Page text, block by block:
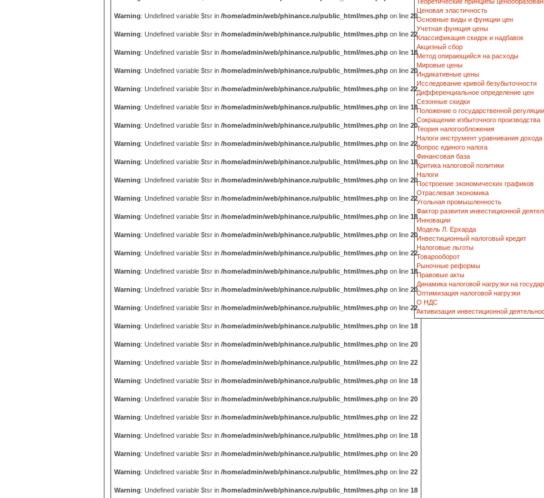
Warning: Undefined variable $tsr in /home/admin/web/phinance.ru/public_html/mes.php on line 20
Warning: Undefined variable $tsr in /home/admin/web/phinance.ru/public_html/mes.php on line 22
Warning: Undefined variable $tsr in /home/admin/web/phinance.ru/public_html/mes.php on line 18
Warning: Undefined variable $tsr in /home/admin/web/phinance.ru/public_html/mes.php on line 20
Warning: Undefined variable $tsr in /home/admin/web/phinance.ru/public_html/mes.php on line 22
Warning: Undefined variable $tsr in /home/admin/web/phinance.ru/public_html/mes.php on line 18
Warning: Undefined variable $tsr in /home/admin/web/phinance.ru/public_html/mes.php on line 20
Warning: Undefined variable $tsr in /home/admin/web/phinance.ru/public_html/mes.php on line 22
Warning: Undefined variable $tsr in /home/admin/web/phinance.ru/public_html/mes.php on line 18
Warning: Undefined variable $tsr in /home/admin/web/phinance.ru/public_html/mes.php on line 20
Warning: Undefined variable $tsr in /home/admin/web/phinance.ru/public_html/mes.php on line 22
Warning: Undefined variable $tsr in /home/admin/web/phinance.ru/public_html/mes.php on line 18
Warning: Undefined variable $tsr in /home/admin/web/phinance.ru/public_html/mes.php on line 20
Warning: Undefined variable $tsr in /home/admin/web/phinance.ru/public_html/mes.php on line 22
Warning: Undefined variable $tsr in /home/admin/web/phinance.ru/public_html/mes.php on line 18
Warning: Undefined variable $tsr in /home/admin/web/phinance.ru/public_html/mes.php on line 20
Warning: Undefined variable $tsr in /home/admin/web/phinance.ru/public_html/mes.php on line 22
Warning: Undefined variable $tsr in /home/admin/web/phinance.ru/public_html/mes.php on line 18
Warning: Undefined variable $tsr in /home/admin/web/phinance.ru/public_html/mes.php on line 20
Warning: Undefined variable $tsr in /home/admin/web/phinance.ru/public_html/mes.php on line 22
Warning: Undefined variable $tsr in /home/admin/web/phinance.ru/public_html/mes.php on line 18
Warning: Undefined variable $tsr in /home/admin/web/phinance.ru/public_html/mes.php on line 20
Warning: Undefined variable $tsr in /home/admin/web/phinance.ru/public_html/mes.php on line 22
Warning: Undefined variable $tsr in /home/admin/web/phinance.ru/public_html/mes.php on line 18
Warning: Undefined variable $tsr in /home/admin/web/phinance.ru/public_html/mes.php on line 20
Warning: Undefined variable $tsr in /home/admin/web/phinance.ru/public_html/mes.php on line 22
Warning: Undefined variable $tsr in /home/admin/web/phinance.ru/public_html/mes.php on line 18
Ценовая эластичность
Основные виды и функции цен
Учетная функция цены
Классификация скидок и надбавок
Акцизный сбор
Метод опирающийся на расходы
Мировые цены
Индикативные цены
Исследование кривой безубыточности
Дифференциальное определение цен
Сезонные скидки
Положение о государственной регуляции
Сокращение избыточного производства
Теория налогообложения
Налоги инструмент уравнивания дохода
Вопрос единого налога
Финансовая база
Критика налоговой политики
Налоги
Построение экономических графиков
Отраслевая экономика
Угольная промышленность
Фактор развития инвестиционной
Инновации
Модель Л. Ерхарда
Инвестиционный налоговый кредит
Налоговые льготы
Товарооборот
Рыночные реформы
Правовые акты
Динамика налоговой нагрузки на
Оптимизация налоговой нагрузки
О НДС
Активизация инвестиционной